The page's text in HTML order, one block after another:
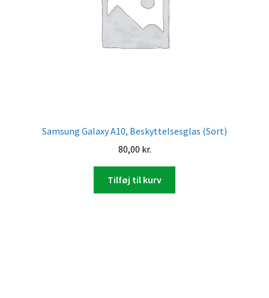
Samsung Galaxy A10, Beskyttelsesglas (Sort)
80,00 kr.
Tilføj til kurv